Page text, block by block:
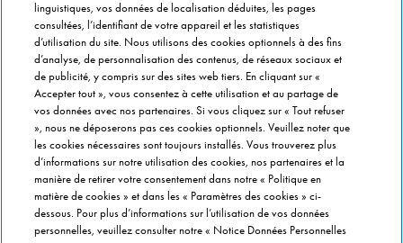
Bouchées Doubles
Jours Fous
Domino's x Oasis x Spiderman
Nos opérations locales
PRÈS DE CHEZ VOUS
Pizzas Paris
Pizzas Lyon
Pizzas Marseille
linguistiques, vos données de localisation déduites, les pages
consultées, l’identifiant de votre appareil et les statistiques
d’utilisation du site. Nous utilisons des cookies optionnels à des fins
d’analyse, de personnalisation des contenus, de réseaux sociaux et
de publicité, y compris sur des sites web tiers. En cliquant sur «
Accepter tout », vous consentez à cette utilisation et au partage de
vos données avec nos partenaires. Si vous cliquez sur « Tout refuser
», nous ne déposerons pas ces cookies optionnels. Veuillez noter que
les cookies nécessaires sont toujours installés. Vous trouverez plus
d’informations sur notre utilisation des cookies, nos partenaires et la
manière de retirer votre consentement dans notre « Politique en
matière de cookies » et dans les « Paramètres des cookies » ci-
dessous. Pour plus d’informations sur l’utilisation de vos données
personnelles, veuillez consulter notre « Notice Données Personnelles